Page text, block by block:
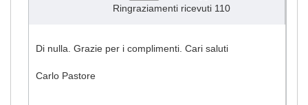
Ringraziamenti ricevuti 110
Di nulla. Grazie per i complimenti. Cari saluti
Carlo Pastore